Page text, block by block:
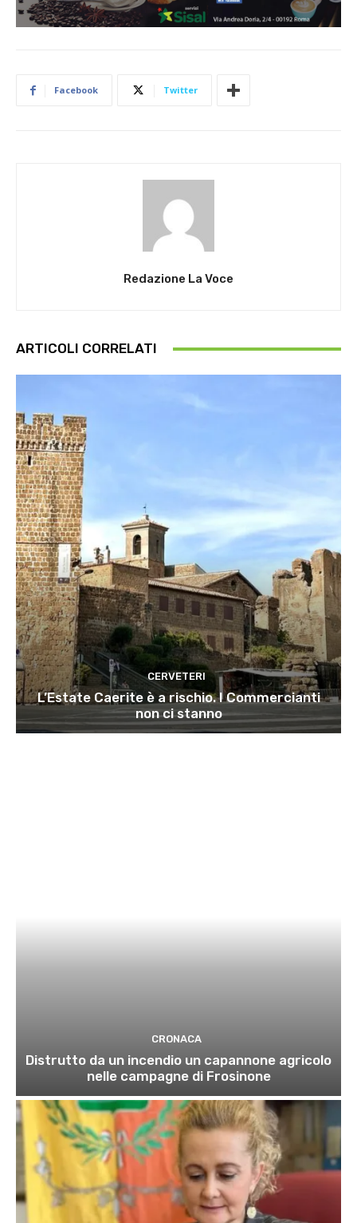
Facebook Twitter
Redazione La Voce
ARTICOLI CORRELATI
CERVETERI
L’Estate Caerite è a rischio. I Commercianti
non ci stanno
CRONACA
Distrutto da un incendio un capannone agricolo
nelle campagne di Frosinone